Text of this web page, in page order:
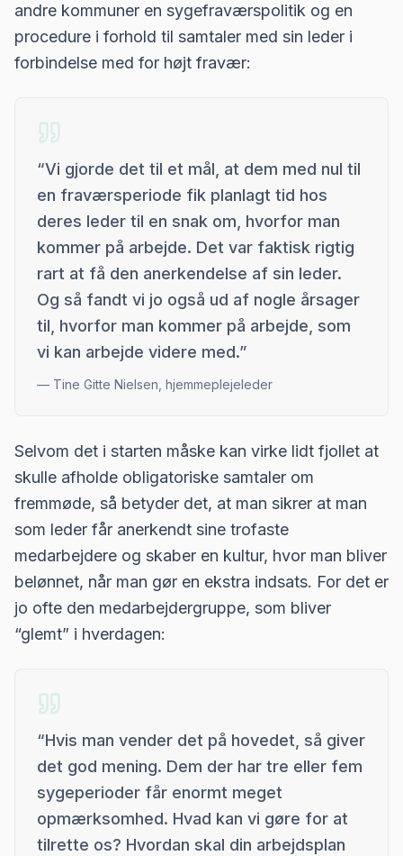
andre kommuner en sygefraværspolitik og en
procedure i forhold til samtaler med sin leder i
forbindelse med for højt fravær:
“Vi gjorde det til et mål, at dem med nul til
en fraværsperiode fik planlagt tid hos
deres leder til en snak om, hvorfor man
kommer på arbejde. Det var faktisk rigtig
rart at få den anerkendelse af sin leder.
Og så fandt vi jo også ud af nogle årsager
til, hvorfor man kommer på arbejde, som
vi kan arbejde videre med.”
— Tine Gitte Nielsen, hjemmeplejeleder
Selvom det i starten måske kan virke lidt fjollet at
skulle afholde obligatoriske samtaler om
fremmøde, så betyder det, at man sikrer at man
som leder får anerkendt sine trofaste
medarbejdere og skaber en kultur, hvor man bliver
belønnet, når man gør en ekstra indsats. For det er
jo ofte den medarbejdergruppe, som bliver
“glemt” i hverdagen:
“Hvis man vender det på hovedet, så giver
det god mening. Dem der har tre eller fem
sygeperioder får enormt meget
opmærksomhed. Hvad kan vi gøre for at
tilrette os? Hvordan skal din arbejdsplan